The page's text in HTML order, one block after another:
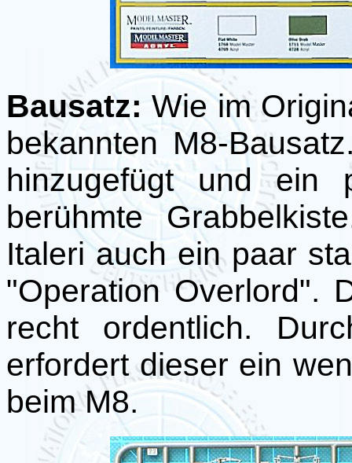
Bausatz: Wie im
bekannten M8-
hinzugefügt und ein
berühmte
Italeri auch ein paar
"Operation Overlord".
recht ordentlich.
erfordert dieser ein
beim M8.